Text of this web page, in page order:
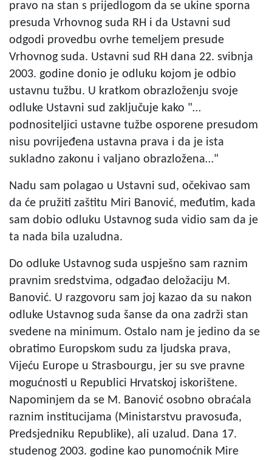
pravo na stan s prijedlogom da se ukine sporna
presuda Vrhovnog suda RH i da Ustavni sud
odgodi provedbu ovrhe temeljem presude
Vrhovnog suda. Ustavni sud RH dana 22. svibnja
2003. godine donio je odluku kojom je odbio
ustavnu tužbu. U kratkom obrazloženju svoje
odluke Ustavni sud zaključuje kako "…
podnositeljici ustavne tužbe osporene presudom
nisu povrijeđena ustavna prava i da je ista
sukladno zakonu i valjano obrazložena…"
Nadu sam polagao u Ustavni sud, očekivao sam
da će pružiti zaštitu Miri Banović, međutim, kada
sam dobio odluku Ustavnog suda vidio sam da je
ta nada bila uzaludna.
Do odluke Ustavnog suda uspješno sam raznim
pravnim sredstvima, odgađao deložaciju M.
Banović. U razgovoru sam joj kazao da su nakon
odluke Ustavnog suda šanse da ona zadrži stan
svedene na minimum. Ostalo nam je jedino da se
obratimo Europskom sudu za ljudska prava,
Vijeću Europe u Strasbourgu, jer su sve pravne
mogućnosti u Republici Hrvatskoj iskorištene.
Napominjem da se M. Banović osobno obraćala
raznim institucijama (Ministarstvu pravosuđa,
Predsjedniku Republike), ali uzalud. Dana 17.
studenog 2003. godine kao punomoćnik Mire